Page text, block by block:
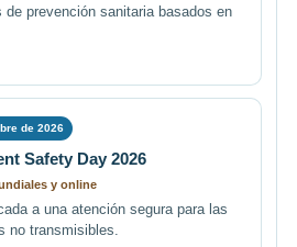
de prevención sanitaria basados en
de 2026
Safety Day 2026
y online
a una atención segura para las
no transmisibles.